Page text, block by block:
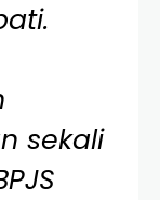
sekali